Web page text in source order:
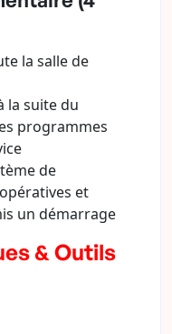
la salle de
la suite du
programmes
de
et
un démarrage
& Outils